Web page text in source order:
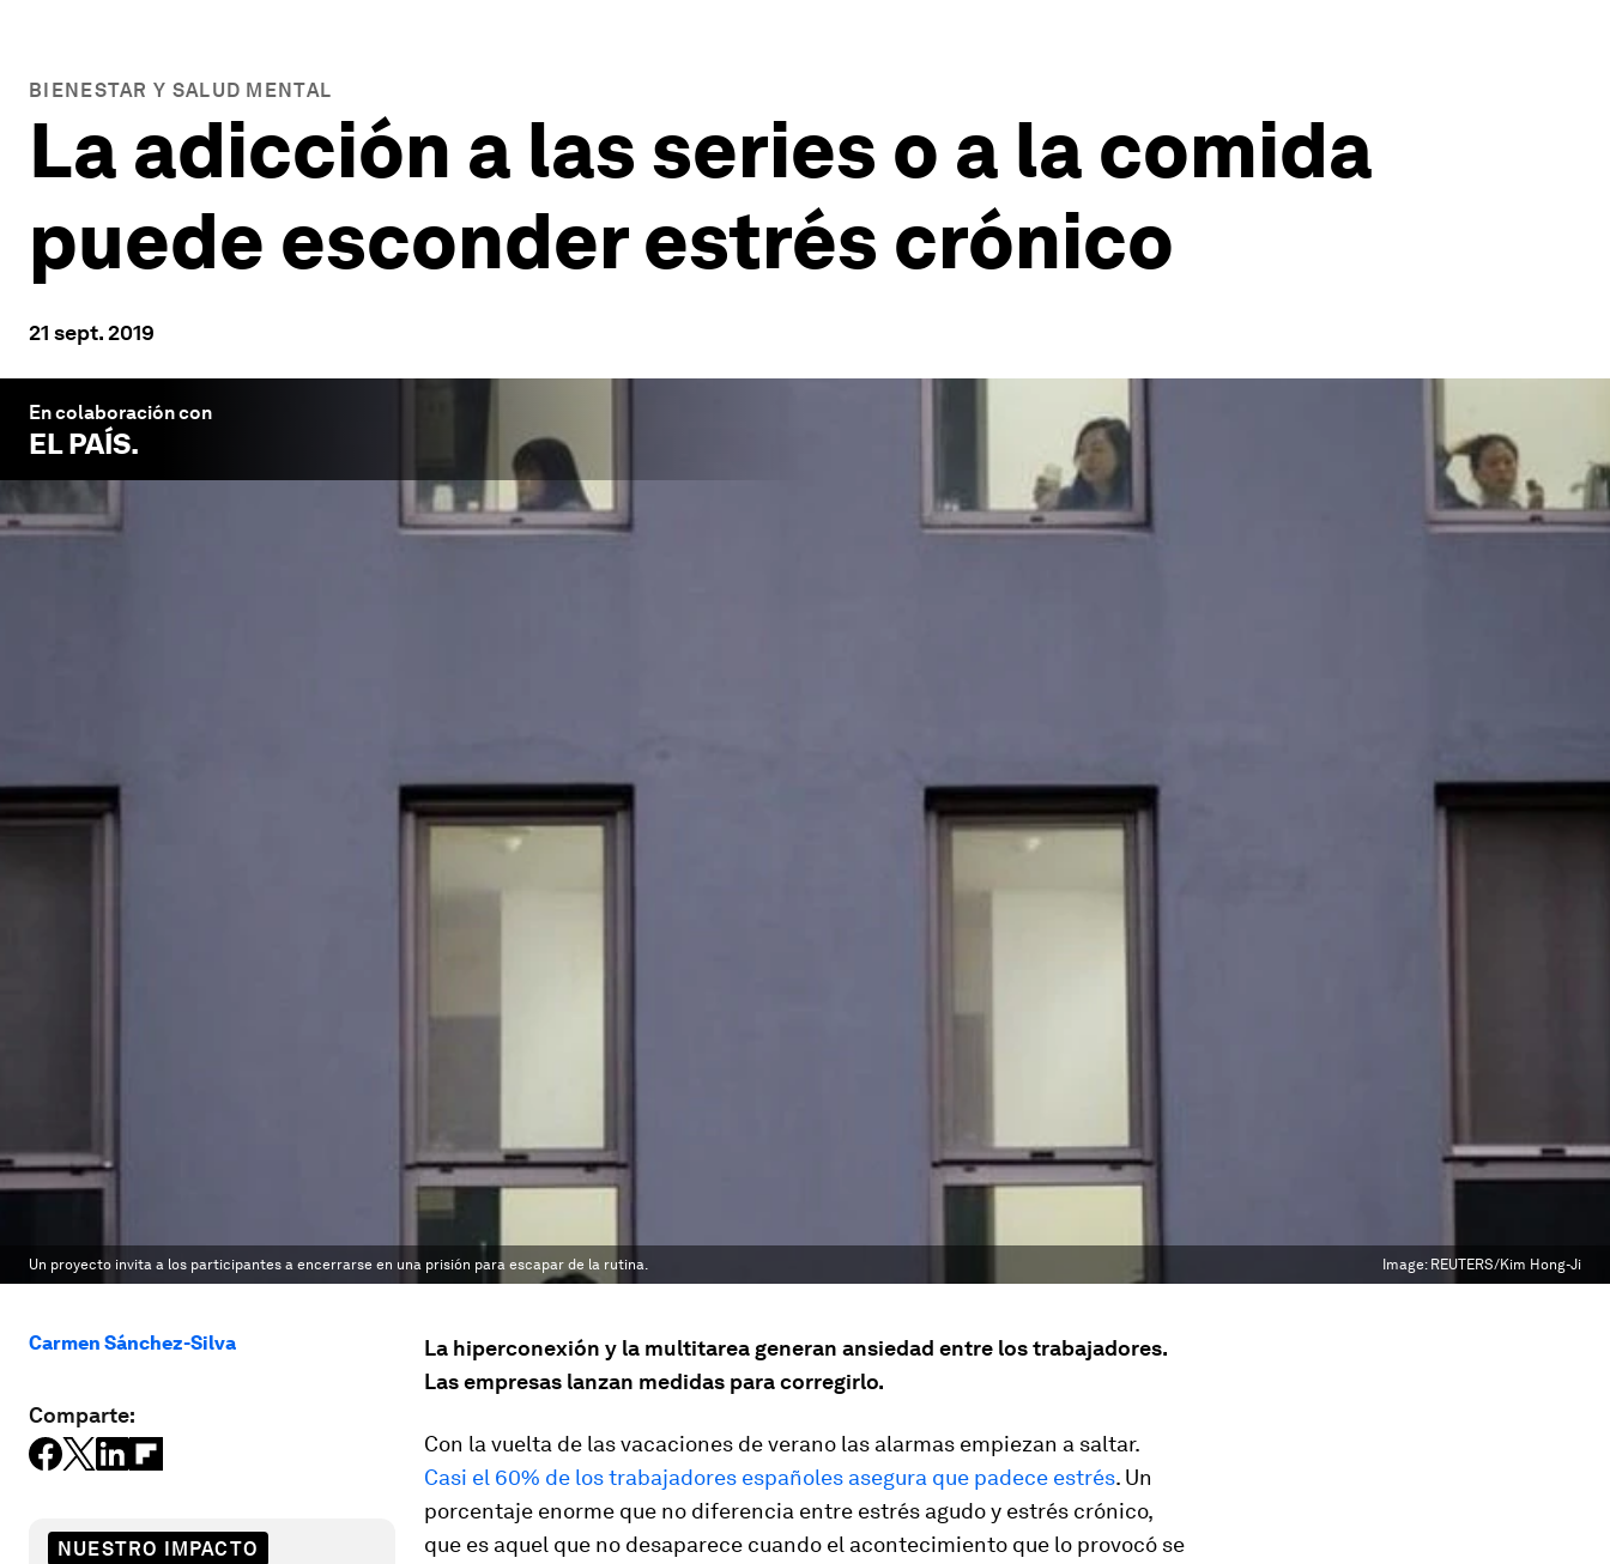
BIENESTAR Y SALUD MENTAL
La adicción a las series o a la comida
puede esconder estrés crónico
21 sept. 2019
En colaboración con
EL PAÍS.
Un proyecto invita a los participantes a encerrarse en una prisión para escapar de la rutina. Image: REUTERS/Kim Hong-Ji
Carmen Sánchez-Silva
Comparte:
NUESTRO IMPACTO
La hiperconexión y la multitarea generan ansiedad entre los trabajadores.
Las empresas lanzan medidas para corregirlo.
Con la vuelta de las vacaciones de verano las alarmas empiezan a saltar.
Casi el 60% de los trabajadores españoles asegura que padece estrés. Un
porcentaje enorme que no diferencia entre estrés agudo y estrés crónico,
que es aquel que no desaparece cuando el acontecimiento que lo provocó se